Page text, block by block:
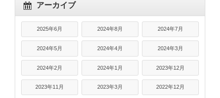
アーカイブ
2025年6月 2024年8月 2024年7月
2024年5月 2024年4月 2024年3月
2024年2月 2024年1月 2023年12月
2023年11月 2023年3月 2022年12月